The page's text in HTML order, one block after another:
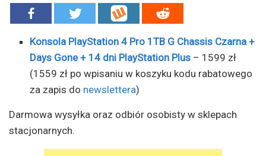
Konsola PlayStation 4 Pro 1TB G Chassis Czarna +
Days Gone + 14 dni PlayStation Plus – 1599 zł
(1559 zł po wpisaniu w koszyku kodu rabatowego
za zapis do newslettera)
Darmowa wysyłka oraz odbiór osobisty w sklepach
stacjonarnych.